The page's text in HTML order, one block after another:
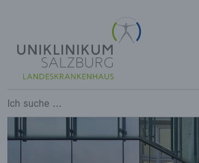
Ich suche ...